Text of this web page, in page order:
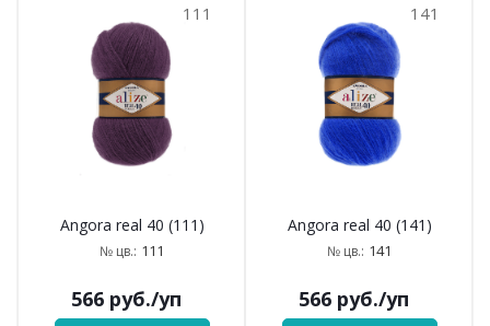
111
Angora real 40 (111)
№ цв.: 111
566 руб./уп
141
Angora real 40 (141)
№ цв.: 141
566 руб./уп